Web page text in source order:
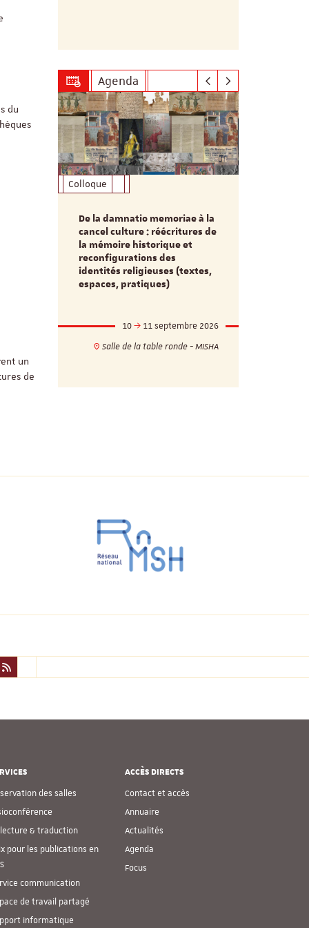
du
un
de
Agenda
- MISHA
Colloque
De la damnatio memoriae à la
cancel culture : réécritures de
la mémoire historique et
reconfigurations des
identités religieuses (textes,
espaces, pratiques)
10
11 septembre 2026
Salle de la table ronde - MISHA
des salles
& traduction
pour les publications en
communication
de travail partagé
informatique
ACCÈS DIRECTS
Contact et accès
Annuaire
Actualités
Agenda
Focus